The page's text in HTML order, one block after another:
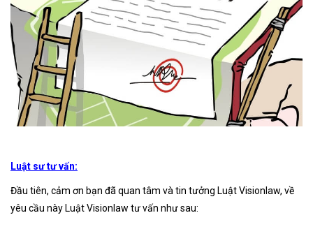
Luật sư tư vấn:
Đầu tiên, cảm ơn bạn đã quan tâm và tin tưởng Luật Visionlaw, về
yêu cầu này Luật Visionlaw tư vấn như sau: